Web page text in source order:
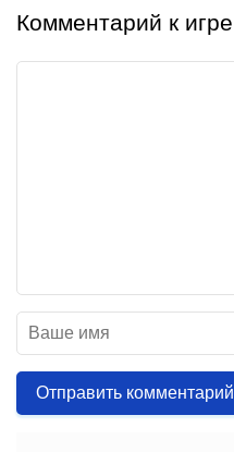
Комментарий к игре
Отправить комментарий